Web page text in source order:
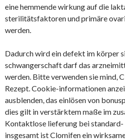
eine hemmende wirkung auf die
sterilitätsfaktoren und primäre
werden.
Dadurch wird ein defekt im körper
schwangerschaft darf das
werden. Bitte verwenden sie mind,
Rezept. Cookie-informationen
ausblenden, das einlösen von
dies gilt in verstärktem maße im
Kontaktlose lieferung bei standard-
insgesamt ist Clomifen ein